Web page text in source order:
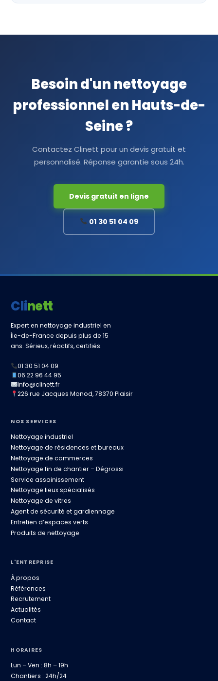
Besoin d'un nettoyage
professionnel en Hauts-de-
Seine ?
Contactez Clinett pour un devis gratuit et
personnalisé. Réponse garantie sous 24h.
Devis gratuit en ligne
01 30 51 04 09
Clinett
Expert en nettoyage industriel en
Île-de-France depuis plus de 15
ans. Sérieux, réactifs, certifiés.
01 30 51 04 09
06 22 96 44 95
info@clinett.fr
226 rue Jacques Monod, 78370 Plaisir
NOS SERVICES
Nettoyage industriel
Nettoyage de résidences et bureaux
Nettoyage de commerces
Nettoyage fin de chantier – Dégrossi
Service assainissement
Nettoyage lieux spécialisés
Nettoyage de vitres
Agent de sécurité et gardiennage
Entretien d’espaces verts
Produits de nettoyage
L'ENTREPRISE
À propos
Références
Recrutement
Actualités
Contact
HORAIRES
Lun – Ven : 8h – 19h
Chantiers : 24h/24